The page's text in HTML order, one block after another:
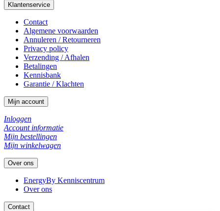
Klantenservice
Contact
Algemene voorwaarden
Annuleren / Retourneren
Privacy policy
Verzending / Afhalen
Betalingen
Kennisbank
Garantie / Klachten
Mijn account
Inloggen
Account informatie
Mijn bestellingen
Mijn winkelwagen
Over ons
EnergyBy Kenniscentrum
Over ons
Contact